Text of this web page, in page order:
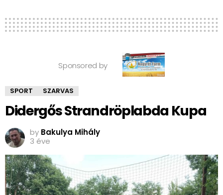
Sponsored by
SPORT SZARVAS
Didergős Strandröplabda Kupa
by Bakulya Mihály
3 éve